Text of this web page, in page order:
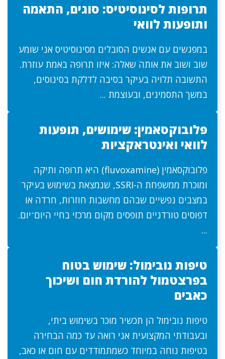
תרופות לסינוסיטיס: סוגים, התאמה
ותופעות לוואי
במפגשים עם אנשים הסובלים מסינוסיטיס אני שומע
שוב ושוב את אותה שאלה: איזו תרופה באמת עוזרת.
התשובה תלויה בעיקר בסיבה לדלקת בסינוסים,
במשך התסמינים, ובעוצמת ...
פלובוקסאמין: שימושים, תופעות
לוואי ואינטראקציות
פלובוקסאמין (fluvoxamine) היא תרופה ותיקה
ומוכרת ממשפחת ה-SSRI, שנמצאת בשימוש בעיקר
במצבים נפשיים שבהם מחשבות חוזרות, חרדה או
דפוסים טורדניים תופסים מקום מרכזי בחיי היום־יום.
...
טיפות נובימול: שימוש בטוח
בפרצטמול להורדת חום ושיכוך
כאבים
טיפות נובימול הן תכשיר מוכר בשימוש ביתי,
ובעבודתי המקצועית אני רואה עד כמה הבחירה
בטיפות נוחה במיוחד כשמתמודדים עם חום או כאב,